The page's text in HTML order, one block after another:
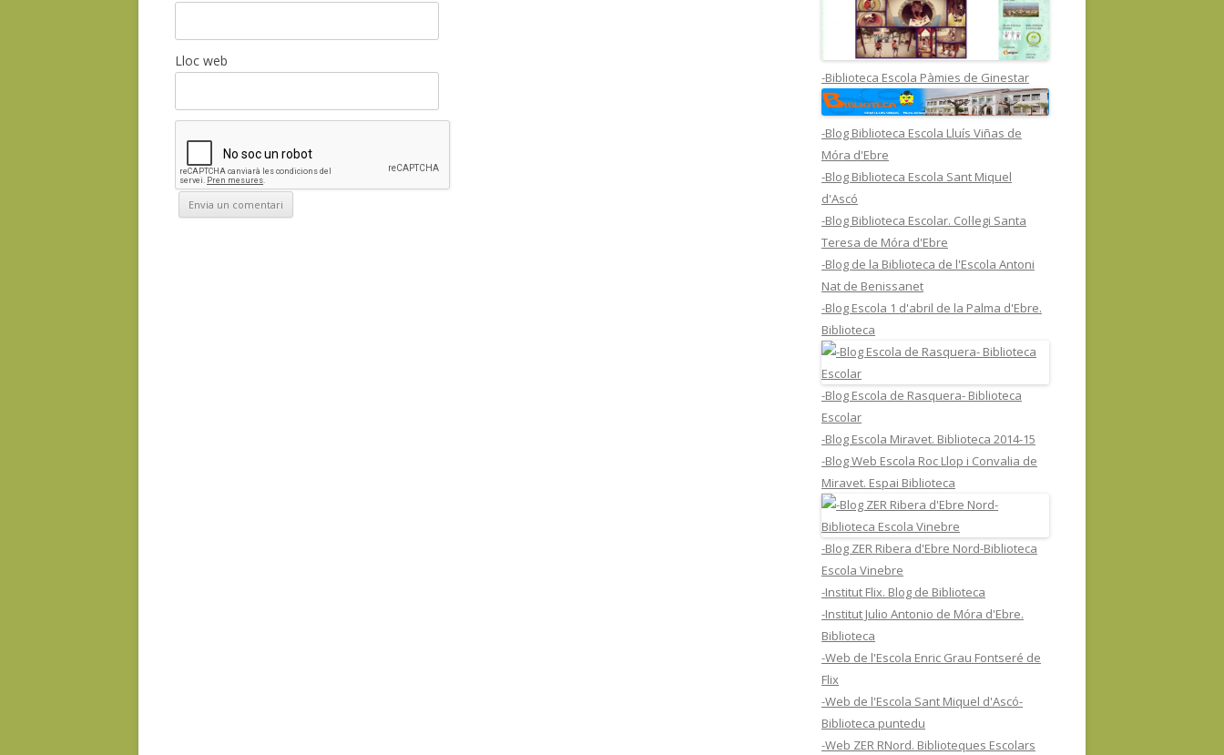
Lloc web
-Biblioteca Escola Pàmies de Ginestar
-Blog Biblioteca Escola Lluís Viñas de
Móra d'Ebre
-Blog Biblioteca Escola Sant Miquel
d'Ascó
-Blog Biblioteca Escolar. Col·legi Santa
Teresa de Móra d'Ebre
-Blog de la Biblioteca de l'Escola Antoni
Nat de Benissanet
-Blog Escola 1 d'abril de la Palma d'Ebre.
Biblioteca
-Blog Escola de Rasquera- Biblioteca
Escolar
-Blog Escola Miravet. Biblioteca 2014-15
-Blog Web Escola Roc Llop i Convalia de
Miravet. Espai Biblioteca
-Blog ZER Ribera d'Ebre Nord-Biblioteca
Escola Vinebre
-Institut Flix. Blog de Biblioteca
-Institut Julio Antonio de Móra d'Ebre.
Biblioteca
-Web de l'Escola Enric Grau Fontseré de
Flix
-Web de l'Escola Sant Miquel d'Ascó-
Biblioteca puntedu
-Web ZER RNord. Biblioteques Escolars